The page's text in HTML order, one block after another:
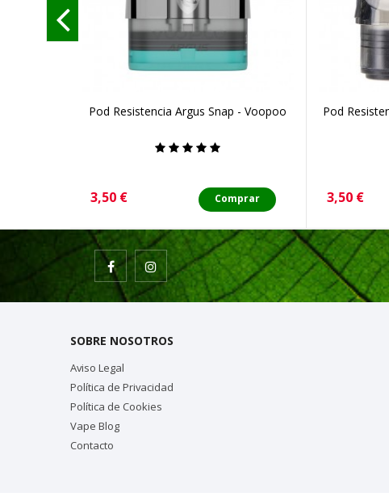
Pod Resistencia Argus Snap - Voopoo
Precio
3,50 € Comprar
Pod
Precio
3,50 €
SOBRE NOSOTROS
Aviso Legal
Política de Privacidad
Política de Cookies
Vape Blog
Contacto